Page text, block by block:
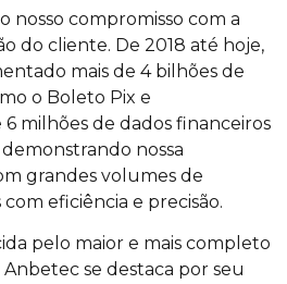
nosso compromisso com a
do cliente. De 2018 até hoje,
mais de 4 bilhões de
o Boleto Pix e
milhões de dados financeiros
nossa
grandes volumes de
eficiência e precisão.
pelo maior e mais completo
se destaca por seu